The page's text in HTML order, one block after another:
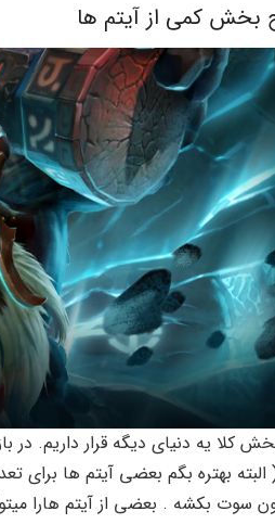
بخش کمی از آیتم ها
البته بهتره بگم بعضی آیتم ها برای
سوت بکشه . بعضی از آیتم هارا